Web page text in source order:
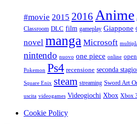
#movie 2015 2016 Anime
Classroom DLC film gameplay Giappone
novel manga Microsoft
nintendo nuovo one piece online
Pokemon Ps4 recensione seconda
Square Enix steam streaming Sword Art
uscita videogames Videogiochi Xbox Xbox
Cookie Policy